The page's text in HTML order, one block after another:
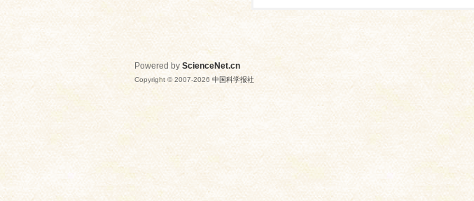
Powered by ScienceNet.cn
Copyright © 2007-2026 中国科学报社